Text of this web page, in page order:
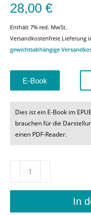
28,00 €
Enthält 7% red. MwSt.
Versandkostenfreie Lieferung
gewichtsabhängige
E-Book
Dies ist ein E-Book im
brauchen für die
einen PDF-Reader.
schöpferische
In